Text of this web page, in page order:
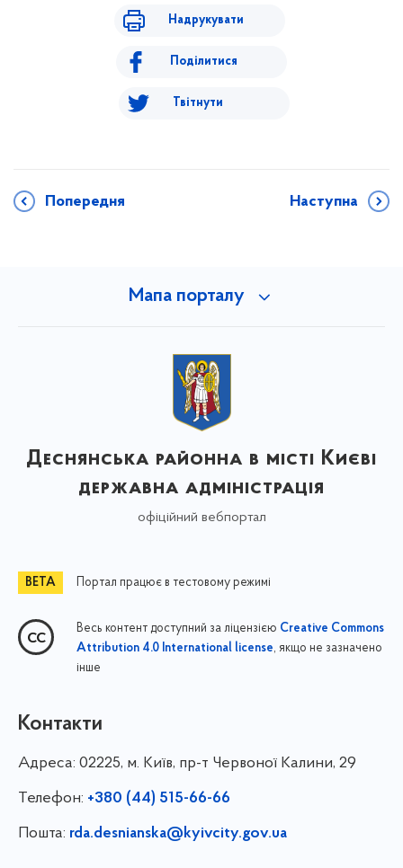
Надрукувати
Поділитися
Твітнути
Попередня Наступна
Мапа порталу
Деснянська районна в місті Києві
державна адміністрація
офіційний вебпортал
Портал працює в тестовому режимі
Весь контент доступний за ліцензією Creative Commons
Attribution 4.0 International license, якщо не зазначено
інше
Контакти
Адреса: 02225, м. Київ, пр-т Червоної Калини, 29
Телефон: +380 (44) 515-66-66
Пошта: rda.desnianska@kyivcity.gov.ua